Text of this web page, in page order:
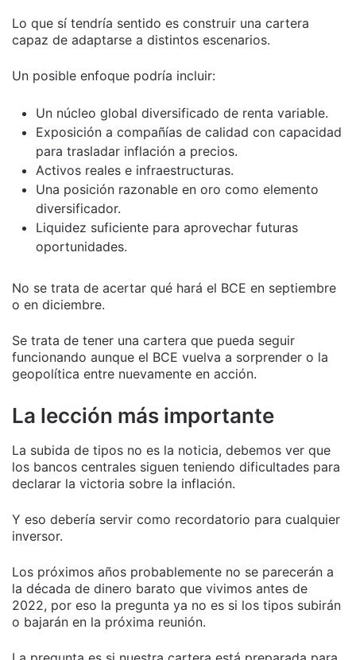
Lo que sí tendría sentido es construir una cartera
capaz de adaptarse a distintos escenarios.
Un posible enfoque podría incluir:
Un núcleo global diversificado de renta variable.
Exposición a compañías de calidad con capacidad
para trasladar inflación a precios.
Activos reales e infraestructuras.
Una posición razonable en oro como elemento
diversificador.
Liquidez suficiente para aprovechar futuras
oportunidades.
No se trata de acertar qué hará el BCE en septiembre
o en diciembre.
Se trata de tener una cartera que pueda seguir
funcionando aunque el BCE vuelva a sorprender o la
geopolítica entre nuevamente en acción.
La lección más importante
La subida de tipos no es la noticia, debemos ver que
los bancos centrales siguen teniendo dificultades para
declarar la victoria sobre la inflación.
Y eso debería servir como recordatorio para cualquier
inversor.
Los próximos años probablemente no se parecerán a
la década de dinero barato que vivimos antes de
2022, por eso la pregunta ya no es si los tipos subirán
o bajarán en la próxima reunión.